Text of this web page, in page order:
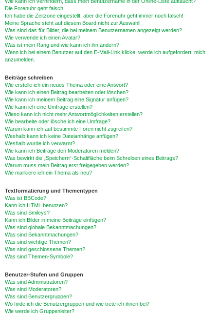
Die Forenuhr geht falsch!
Ich habe die Zeitzone eingestellt, aber die Forenuhr geht immer noch falsch!
Meine Sprache steht auf diesem Board nicht zur Auswahl!
Was sind das für Bilder, die bei meinem Benutzernamen angezeigt werden?
Wie verwende ich einen Avatar?
Was ist mein Rang und wie kann ich ihn ändern?
Wenn ich bei einem Benutzer auf den E-Mail-Link klicke, werde ich aufgefordert, mich
anzumelden.
Beiträge schreiben
Wie erstelle ich ein neues Thema oder eine Antwort?
Wie kann ich einen Beitrag bearbeiten oder löschen?
Wie kann ich meinem Beitrag eine Signatur anfügen?
Wie kann ich eine Umfrage erstellen?
Wieso kann ich nicht mehr Antwortmöglichkeiten erstellen?
Wie bearbeite oder lösche ich eine Umfrage?
Warum kann ich auf bestimmte Foren nicht zugreifen?
Weshalb kann ich keine Dateianhänge anfügen?
Weshalb wurde ich verwarnt?
Wie kann ich Beiträge den Moderatoren melden?
Was bewirkt die „Speichern“-Schaltfläche beim Schreiben eines Beitrags?
Warum muss mein Beitrag erst freigegeben werden?
Wie markiere ich ein Thema als neu?
Textformatierung und Thementypen
Was ist BBCode?
Kann ich HTML benutzen?
Was sind Smileys?
Kann ich Bilder in meine Beiträge einfügen?
Was sind globale Bekanntmachungen?
Was sind Bekanntmachungen?
Was sind wichtige Themen?
Was sind geschlossene Themen?
Was sind Themen-Symbole?
Benutzer-Stufen und Gruppen
Was sind Administratoren?
Was sind Moderatoren?
Was sind Benutzergruppen?
Wo finde ich die Benutzergruppen und wie trete ich ihnen bei?
Wie werde ich Gruppenleiter?